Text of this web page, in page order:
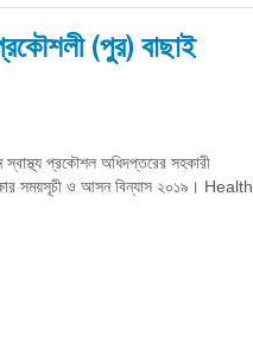
(পুর) বাছাই
স্বাস্থ্য প্রকৌশল অধিদপ্তরের সহকারী
সময়সূচী ও আসন বিন্যাস ২০১৯। Health